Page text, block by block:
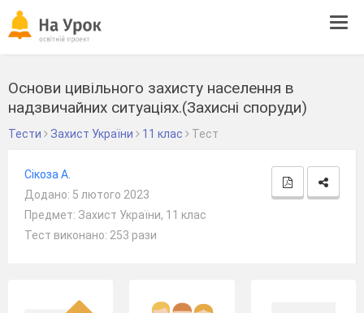
Основи цивільного захисту населення в
надзвичайних ситуаціях.(Захисні споруди)
Тести Захист України 11 клас Тест
Сікоза А.
Додано: 5 лютого 2023
Предмет: Захист України, 11 клас
Тест виконано: 253 рази